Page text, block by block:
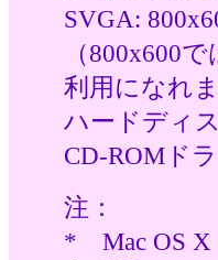
SVGA:
（800x600
利用になれま
ハードディ
CD-ROMド
注：
* Mac OS X